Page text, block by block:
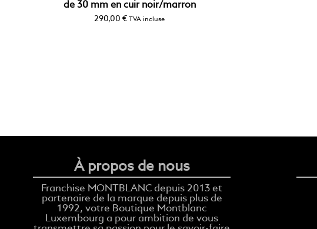
de 30 mm en cuir noir/marron
290,00 € TVA incluse
À propos de nous
Franchise MONTBLANC depuis 2013 et
partenaire de la marque depuis plus de
1992, votre Boutique Montblanc
Luxembourg a pour ambition de vous